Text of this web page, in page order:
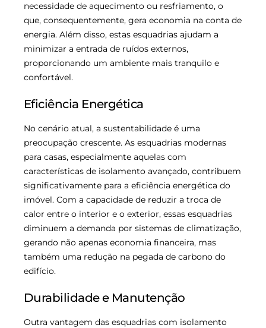
necessidade de aquecimento ou resfriamento, o
que, consequentemente, gera economia na conta de
energia. Além disso, estas esquadrias ajudam a
minimizar a entrada de ruídos externos,
proporcionando um ambiente mais tranquilo e
confortável.
Eficiência Energética
No cenário atual, a sustentabilidade é uma
preocupação crescente. As esquadrias modernas
para casas, especialmente aquelas com
características de isolamento avançado, contribuem
significativamente para a eficiência energética do
imóvel. Com a capacidade de reduzir a troca de
calor entre o interior e o exterior, essas esquadrias
diminuem a demanda por sistemas de climatização,
gerando não apenas economia financeira, mas
também uma redução na pegada de carbono do
edifício.
Durabilidade e Manutenção
Outra vantagem das esquadrias com isolamento